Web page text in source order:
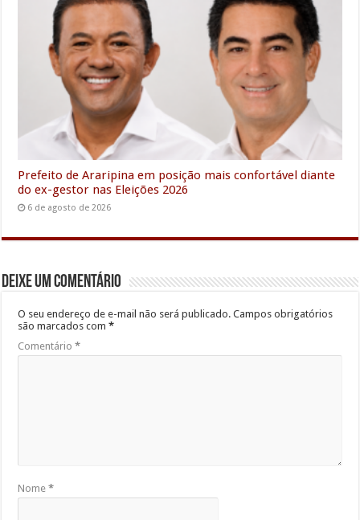
Prefeito de Araripina em posição mais confortável diante
do ex-gestor nas Eleições 2026
6 de agosto de 2026
Deixe um comentário
O seu endereço de e-mail não será publicado. Campos obrigatórios
são marcados com*
Comentário*
Nome*